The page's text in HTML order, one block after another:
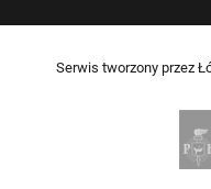
Serwis tworzony przez